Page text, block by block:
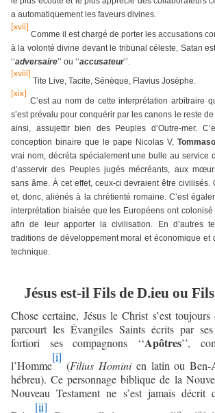
a automatiquement les faveurs divines.
[xvii]
Comme il est chargé de porter les accusations
à la volonté divine devant le tribunal céleste, Satan
‘‘adversaire’’ ou ‘‘accusateur’’.
[xviii]
Tite Live, Tacite, Sénèque, Flavius Josèphe.
[xix]
C’est au nom de cette interprétation arbitraire
s’est prévalu pour conquérir par les canons le reste
ainsi, assujettir bien des Peuples d’Outre-mer.
conception binaire que le pape Nicolas V,
vrai nom, décréta spécialement une bulle au service
d’asservir des Peuples jugés mécréants, aux
sans âme. À cet effet, ceux-ci devraient être civilisés.
et, donc, aliénés à la chrétienté romaine. C’est
interprétation biaisée que les Européens ont
afin de leur apporter la civilisation. En d’autres
traditions de développement moral et économique et
technique.
Jésus est-il Fils de D.ieu ou
Chose certaine, Jésus le Christ s’est
parcourt les Évangiles Saints écrits par
fortiori ses compagnons ‘‘Apôtres’’,
l’Homme
[i]
(Filius Hominien latin ou Ben-
hébreu). Ce personnage biblique de la
Nouveau Testament ne s’est jamais
[ii]